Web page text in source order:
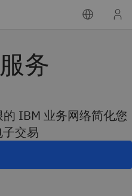
务
IBM 业务网络简化您
交易